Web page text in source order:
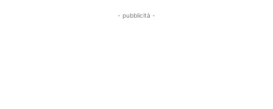
- pubblicità -